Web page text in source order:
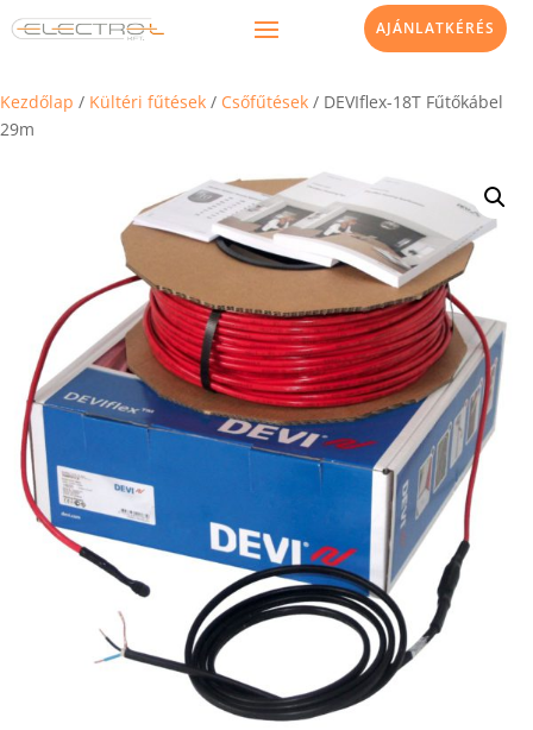
AJÁNLATKÉRÉS
Kezdőlap / Kültéri fűtések / Csőfűtések / DEVIflex-18T Fűtőkábel
29m